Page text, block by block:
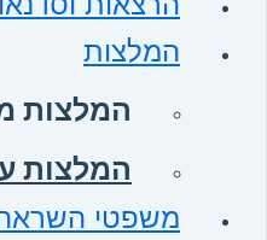
המלצות
המלצות
המלצות
משפטי השראה